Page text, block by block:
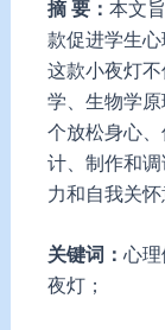
摘 要： 本文
款促进学生心
这款小夜灯
学、生物学
个放松身心
计、制作和
力和自我关
关键词： 心
夜灯；